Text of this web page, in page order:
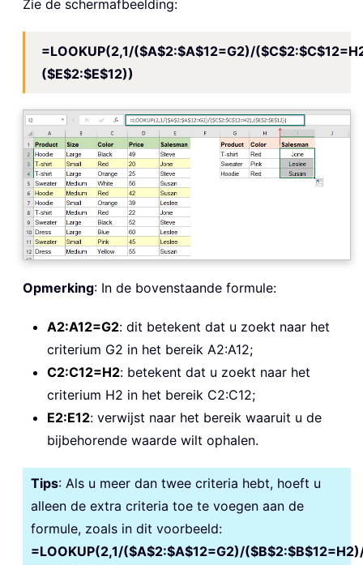
Zie de schermafbeelding:
=LOOKUP(2,1/($A$2:$A$12=G2)/
($E$2:$E$12))
Opmerking: In de bovenstaande formule:
A2:A12=G2: dit betekent dat u zoekt naar het
criterium G2 in het bereik A2:A12;
C2:C12=H2: betekent dat u zoekt naar het
criterium H2 in het bereik C2:C12;
E2:E12: verwijst naar het bereik waaruit u de
bijbehorende waarde wilt ophalen.
Tips: Als u meer dan twee criteria hebt, hoeft u
alleen de extra criteria toe te voegen aan de
formule, zoals in dit voorbeeld:
=LOOKUP(2,1/($A$2:$A$12=G2)/